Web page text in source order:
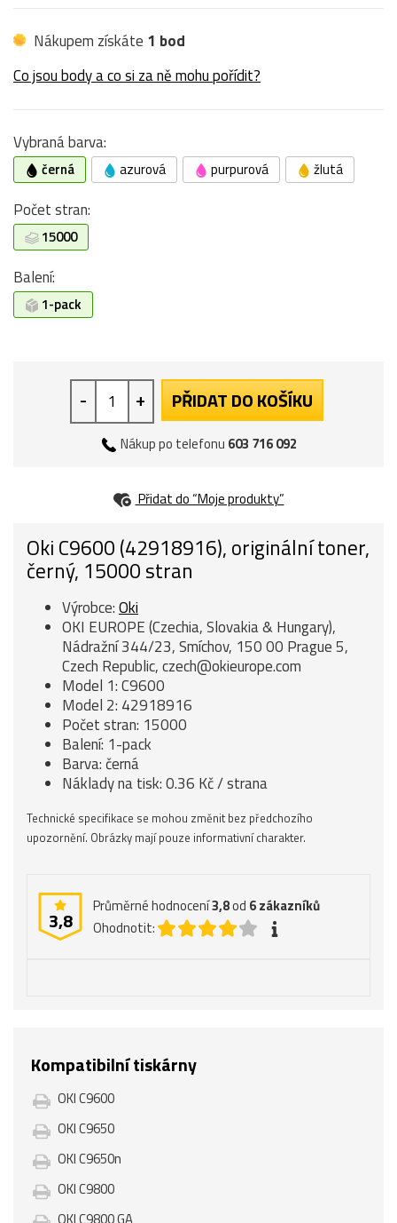
Nákupem získáte 1 bod
Co jsou body a co si za ně mohu pořídit?
Vybraná barva:
černá azurová purpurová žlutá
Počet stran:
15000
Balení:
1-pack
- + PŘIDAT DO KOŠÍKU
Nákup po telefonu 603 716 092
Přidat do “Moje produkty”
Oki C9600 (42918916), originální toner,
černý, 15000 stran
Výrobce:Oki
OKI EUROPE (Czechia, Slovakia & Hungary),
Nádražní 344/23, Smíchov, 150 00 Prague 5,
Czech Republic, czech@okieurope.com
Model 1: C9600
Model 2: 42918916
Počet stran: 15000
Balení: 1-pack
Barva: černá
Náklady na tisk: 0.36 Kč / strana
Technické specifikace se mohou změnit bez předchozího
upozornění. Obrázky mají pouze informativní charakter.
3,8
Průměrné hodnocení3,8od 6zákazníků
Ohodnotit:
Kompatibilní tiskárny
OKI C9600
OKI C9650
OKI C9650n
OKI C9800